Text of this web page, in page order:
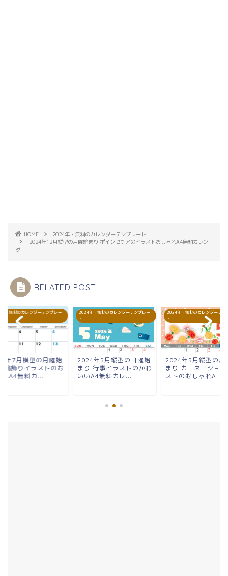
HOME
2024年・無料のカレンダーテンプレート
2024年12月縦型の月曜始まり ポインセチアのイラストおしゃれA4無料カレン
ダー
RELATED POST
・無料のカレンダーテンプレー
年7月横型の月曜始
輪飾りイラストのお
れA4無料カ...
2024年・無料のカレンダーテンプレー
ト
2024年5月縦型の日曜始
まり 行事イラストのかわ
いいA4無料カレ...
2024年・無料のカレンダーテン
ト
2024年5月縦型の月
まり カーネーショ
ストのおしゃれA...